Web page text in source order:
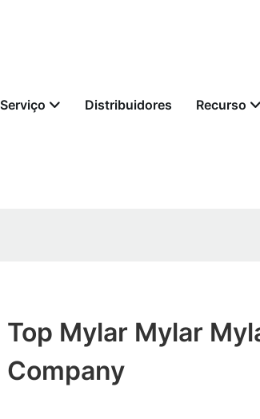
Serviço Distribuidores Recurso
Top Mylar Mylar
Company